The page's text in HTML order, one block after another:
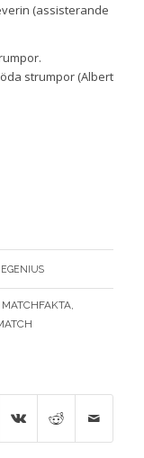
(assisterande
strumpor (Albert
MATCHFAKTA,